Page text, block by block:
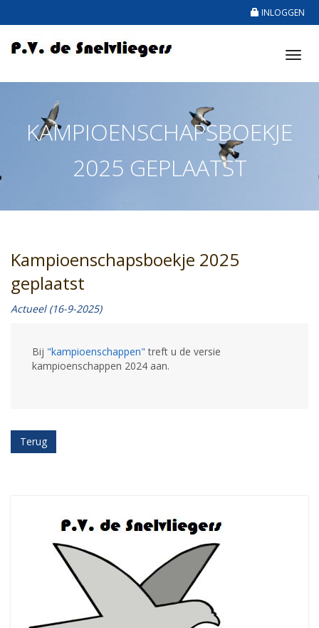
INLOGGEN
KAMPIOENSCHAPSBOEKJE
2025 GEPLAATST
Kampioenschapsboekje 2025
geplaatst
Actueel (16-9-2025)
Bij "kampioenschappen" treft u de versie
kampioenschappen 2024 aan.
Terug